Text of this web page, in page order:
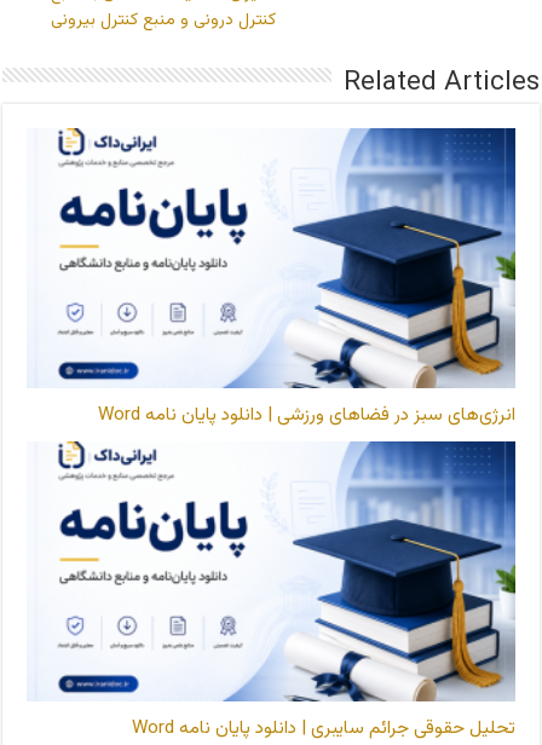
کنترل درونی و منبع کنترل بیرونی
Related Articles
انرژی‌های سبز در فضاهای ورزشی | دانلود پایان نامه Word
تحلیل حقوقی جرائم سایبری | دانلود پایان نامه Word